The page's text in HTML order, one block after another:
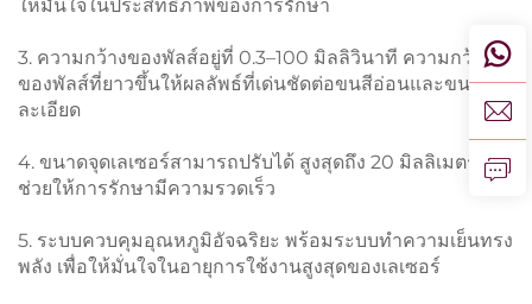
ให้มั่นใจในประสิทธิภาพของการรักษา
3. ความกว้างของพัลส์อยู่ที่ 0.3–100 มิลลิวินาที ความกว้าง
ของพัลส์ที่ยาวขึ้นให้ผลลัพธ์ที่เด่นชัดต่อขนสีอ่อนและขน
ละเอียด
4. ขนาดจุดเลเซอร์สามารถปรับได้ สูงสุดถึง 20 มิลลิเมตร ซึ่ง
ช่วยให้การรักษามีความรวดเร็ว
5. ระบบควบคุมอุณหภูมิอัจฉริยะ พร้อมระบบทำความเย็นทรง
พลัง เพื่อให้มั่นใจในอายุการใช้งานสูงสุดของเลเซอร์